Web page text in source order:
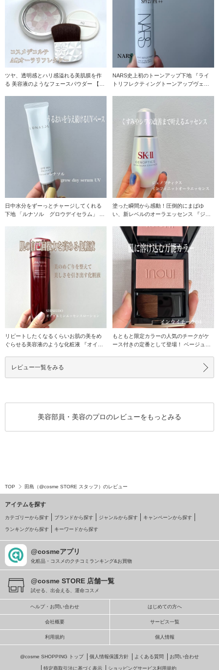
ツヤ、透明感とハリ感溢れる美肌膜を作
る 美容液のようなフェースパウダー 【コ
NARS史上初のトーンアップ下地 『ライ
トリフレクティングトーンアップヴェー
日中水分をずーっとチャージしてくれる
下地 「ルナソル グロウデイセラム」 美
塗った瞬間から感動！圧倒的にまばゆ
い、新レベルのオーラエッセンス 『ジェ
リピートしたくなるくらいお肌の美をめ
ぐらせる美容液のような化粧液 『オイデ
もともと限定カラーの人気のチークがケ
ース付きの定番として登場！ ベージュ系
レビュー一覧をみる
美容部員・美容のプロのレビューをもっとみる
TOP 田島（@cosme STORE スタッフ）のレビュー
アイテムを探す
カテゴリーから探す ブランドから探す ジャンルから探す キャンペーンから探す
ランキングから探す キーワードから探す
@cosmeアプリ
化粧品・コスメのクチコミランキング&お買物
@cosme STORE 店舗一覧
試せる、出会える、運命コスメ
ヘルプ・お問い合わせ はじめての方へ
会社概要 サービス一覧
利用規約 個人情報
@cosme SHOPPING トップ 個人情報保護方針 よくある質問 お問い合わせ
特定商取引法に基づく表示 ショッピングサービス利用規約